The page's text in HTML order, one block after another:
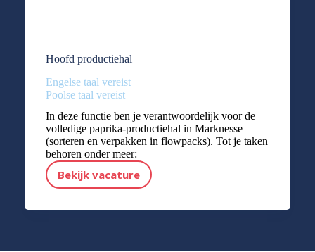
Hoofd productiehal
Engelse taal vereist
Poolse taal vereist
In deze functie ben je verantwoordelijk voor de
volledige paprika-productiehal in Marknesse
(sorteren en verpakken in flowpacks). Tot je taken
behoren onder meer:
Bekijk vacature
Hoofd productiehal